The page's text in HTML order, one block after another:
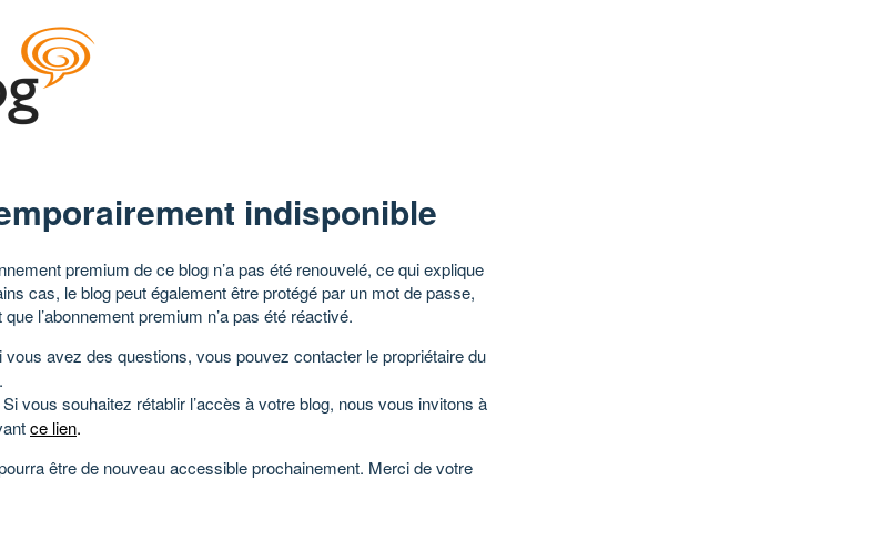
indisponible
premium de ce blog n’a pas été renouvelé, ce qui explique
cas, le blog peut également être protégé par un mot de passe,
l’abonnement premium n’a pas été réactivé.
vous avez des questions, vous pouvez contacter le propriétaire du
.
Si vous souhaitez rétablir l’accès à votre blog, nous vous invitons à
ce lien.
être de nouveau accessible prochainement. Merci de votre